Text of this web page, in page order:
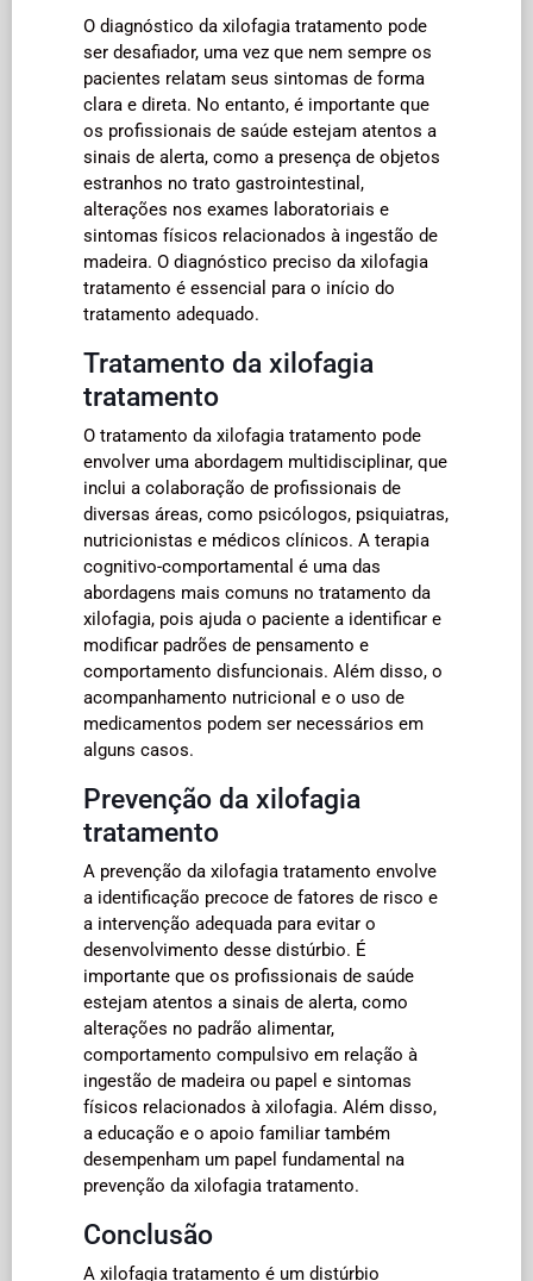
O diagnóstico da xilofagia tratamento pode
ser desafiador, uma vez que nem sempre os
pacientes relatam seus sintomas de forma
clara e direta. No entanto, é importante que
os profissionais de saúde estejam atentos a
sinais de alerta, como a presença de objetos
estranhos no trato gastrointestinal,
alterações nos exames laboratoriais e
sintomas físicos relacionados à ingestão de
madeira. O diagnóstico preciso da xilofagia
tratamento é essencial para o início do
tratamento adequado.
Tratamento da xilofagia
tratamento
O tratamento da xilofagia tratamento pode
envolver uma abordagem multidisciplinar, que
inclui a colaboração de profissionais de
diversas áreas, como psicólogos, psiquiatras,
nutricionistas e médicos clínicos. A terapia
cognitivo-comportamental é uma das
abordagens mais comuns no tratamento da
xilofagia, pois ajuda o paciente a identificar e
modificar padrões de pensamento e
comportamento disfuncionais. Além disso, o
acompanhamento nutricional e o uso de
medicamentos podem ser necessários em
alguns casos.
Prevenção da xilofagia
tratamento
A prevenção da xilofagia tratamento envolve
a identificação precoce de fatores de risco e
a intervenção adequada para evitar o
desenvolvimento desse distúrbio. É
importante que os profissionais de saúde
estejam atentos a sinais de alerta, como
alterações no padrão alimentar,
comportamento compulsivo em relação à
ingestão de madeira ou papel e sintomas
físicos relacionados à xilofagia. Além disso,
a educação e o apoio familiar também
desempenham um papel fundamental na
prevenção da xilofagia tratamento.
Conclusão
A xilofagia tratamento é um distúrbio